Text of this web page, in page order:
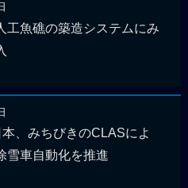
工魚礁の築造システムにみ
、みちびきのCLASによ
雪車自動化を推進